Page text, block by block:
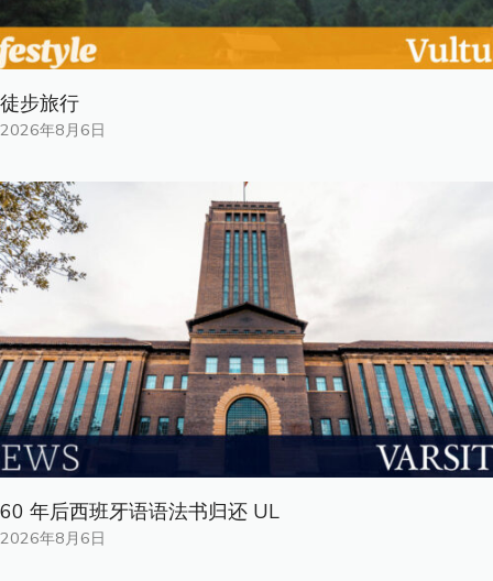
徒步旅行
2026年8月6日
60 年后西班牙语语法书归还 UL
2026年8月6日